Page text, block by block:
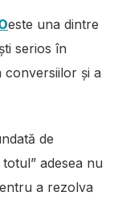
este una dintre
serios în
conversiilor și a
de
adesea nu
a rezolva